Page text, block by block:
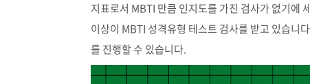
지표로서 MBTI 만큼 인지도를 가진 검사가 없기에
이상이 MBTI 성격유형 테스트 검사를 받고 있습
를 진행할 수 있습니다.